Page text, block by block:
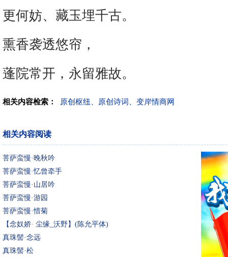
更何妨、藏玉埋千古。
熏香袭透悠帘，
蓬院常开，永留雅故。
相关内容检索： 原创枢纽、原创诗词、变岸情商网
相关内容阅读
菩萨蛮慢·晚秋吟
菩萨蛮慢·忆曾牵手
菩萨蛮慢·山居吟
菩萨蛮慢·游园
菩萨蛮慢·惜菊
【念奴娇· 尘缘_沃野】(陈允平体)
真珠髻·念远
真珠髻·松